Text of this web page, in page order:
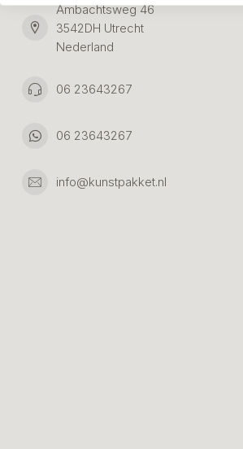
Ambachtsweg 46
3542DH Utrecht
Nederland
06 23643267
06 23643267
info@kunstpakket.nl